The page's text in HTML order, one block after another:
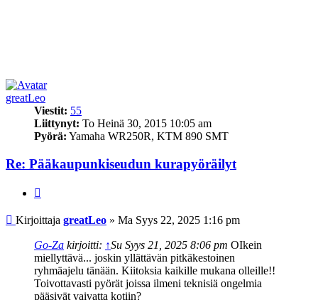
greatLeo
Viestit: 55
Liittynyt: To Heinä 30, 2015 10:05 am
Pyörä: Yamaha WR250R, KTM 890 SMT
Re: Pääkaupunkiseudun kurapyöräilyt
Viesti
Kirjoittaja greatLeo » Ma Syys 22, 2025 1:16 pm
Go-Za kirjoitti: ↑Su Syys 21, 2025 8:06 pm OIkein
miellyttävä... joskin yllättävän pitkäkestoinen
ryhmäajelu tänään. Kiitoksia kaikille mukana olleille!!
Toivottavasti pyörät joissa ilmeni teknisiä ongelmia
pääsivät vaivatta kotiin?